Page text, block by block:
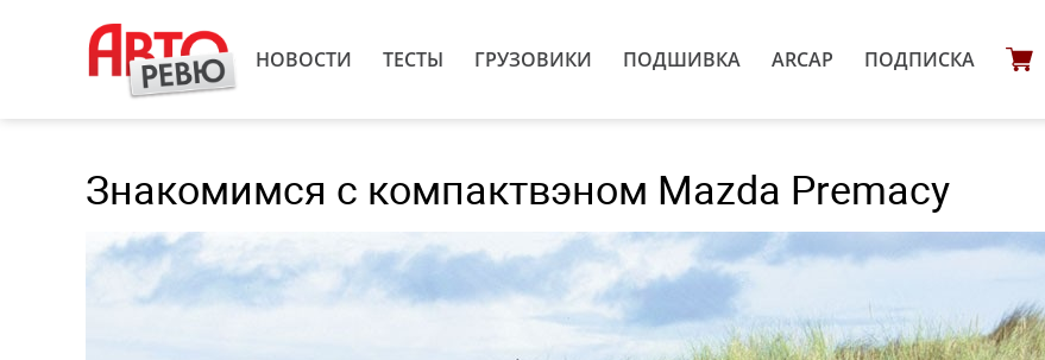
НОВОСТИ ТЕСТЫ ГРУЗОВИКИ ПОДШИВКА ARCAP ПОДПИСКА
Знакомимся с компактвэном Mazda Premacy